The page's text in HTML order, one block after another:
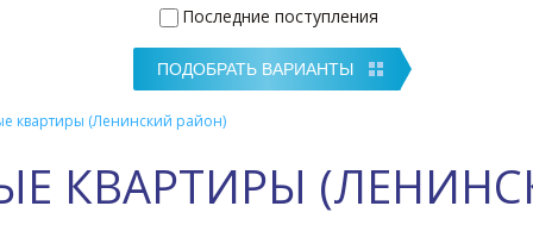
Последние поступления
квартиры (Ленинский район)
КВАРТИРЫ